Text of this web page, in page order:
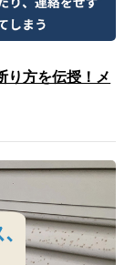
り方を伝授！メ